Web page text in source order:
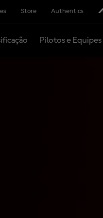
Store Authentics
Pilotos e Equipes